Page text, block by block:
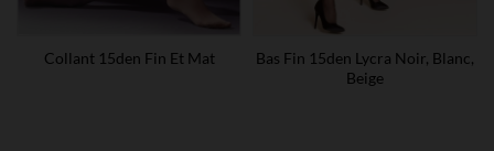
Collant 15den Fin Et Mat
Bas Fin 15den Lycra Noir, Blanc,
Beige